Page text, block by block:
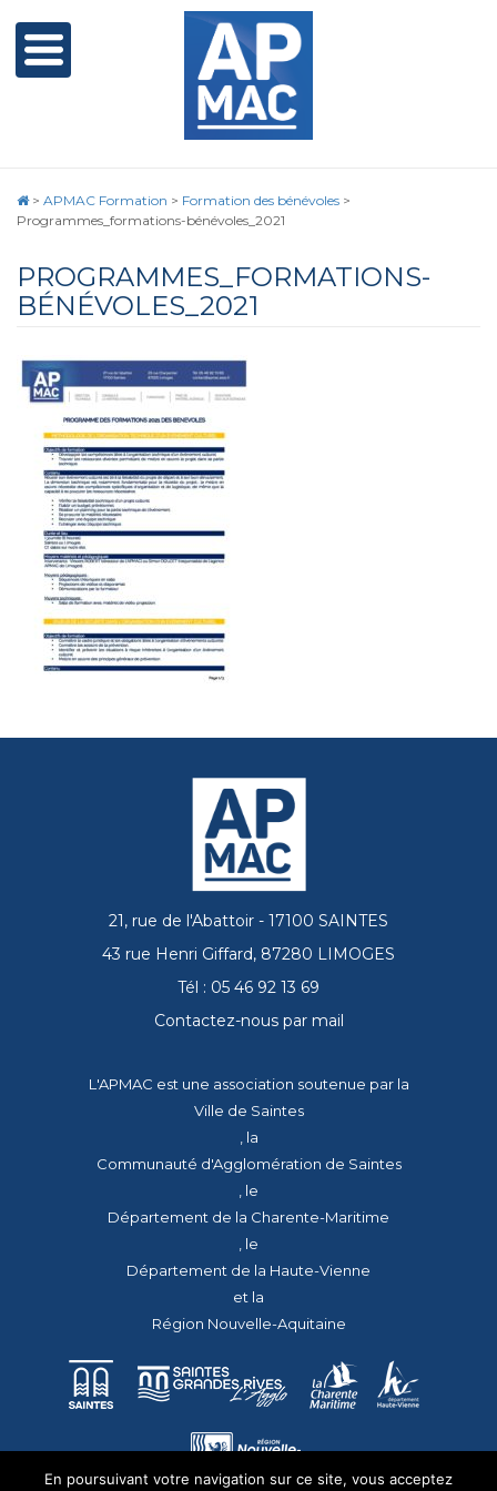
> APMAC Formation > Formation des bénévoles >
Programmes_formations-bénévoles_2021
PROGRAMMES_FORMATIONS-
BÉNÉVOLES_2021
21, rue de l'Abattoir - 17100 SAINTES
43 rue Henri Giffard, 87280 LIMOGES
Tél : 05 46 92 13 69
Contactez-nous par mail
L'APMAC est une association soutenue par la
Ville de Saintes
, la
Communauté d'Agglomération de Saintes
, le
Département de la Charente-Maritime
, le
Département de la Haute-Vienne
et la
Région Nouvelle-Aquitaine
En poursuivant votre navigation sur ce site, vous acceptez